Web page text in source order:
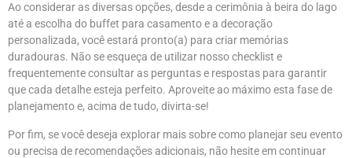
Ao considerar as diversas opções, desde a cerimônia à beira do lago
até a escolha do buffet para casamento e a decoração
personalizada, você estará pronto(a) para criar memórias
duradouras. Não se esqueça de utilizar nosso checklist e
frequentemente consultar as perguntas e respostas para garantir
que cada detalhe esteja perfeito. Aproveite ao máximo esta fase de
planejamento e, acima de tudo, divirta-se!
Por fim, se você deseja explorar mais sobre como planejar seu evento
ou precisa de recomendações adicionais, não hesite em continuar